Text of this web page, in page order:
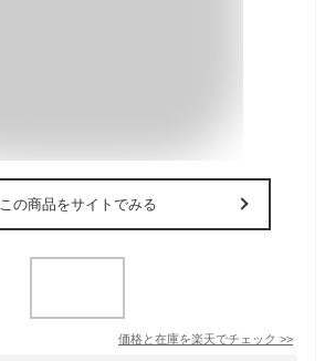
この商品をサイトでみる
価格と在庫を楽天でチェック >>